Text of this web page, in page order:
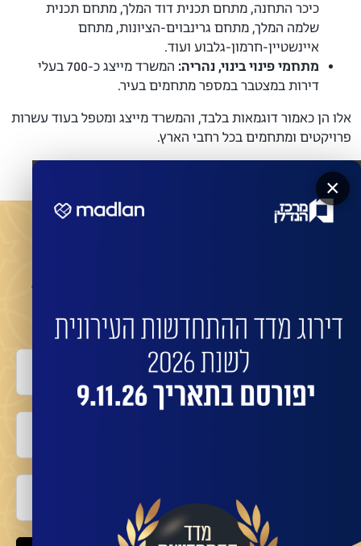
כיכר התחנה, מתחם תכנית דוד המלך, מתחם תכנית
שלמה המלך, מתחם גרינבוים-הציונות, מתחם
איינשטיין-חרמון-גלבוע ועוד.
מתחמי פינוי בינוי, נהריה:
המשרד מייצג כ-700 בעלי
דירות במצטבר במספר מתחמים בעיר.
אלו הן כאמור דוגמאות בלבד, והמשרד מייצג ומטפל בעוד עשרות
פרויקטים ומתחמים בכל רחבי הארץ.
השאירו פרטים לביצוע התחדשות בניינית או פינוי
×